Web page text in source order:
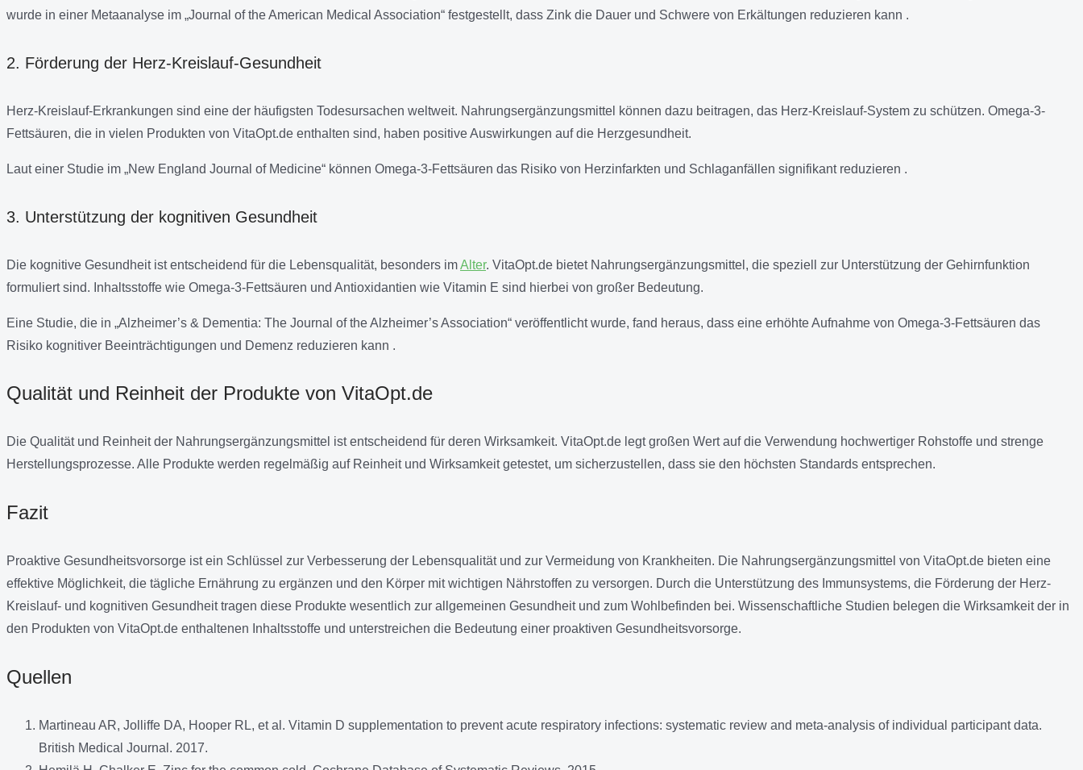
wurde in einer Metaanalyse im „Journal of the American Medical Association“ festgestellt, dass Zink die Dauer und Schwere von Erkältungen reduzieren kann .
2. Förderung der Herz-Kreislauf-Gesundheit
Herz-Kreislauf-Erkrankungen sind eine der häufigsten Todesursachen weltweit. Nahrungsergänzungsmittel können dazu beitragen, das Herz-Kreislauf-System zu schützen. Omega-3-
Fettsäuren, die in vielen Produkten von VitaOpt.de enthalten sind, haben positive Auswirkungen auf die Herzgesundheit.
Laut einer Studie im „New England Journal of Medicine“ können Omega-3-Fettsäuren das Risiko von Herzinfarkten und Schlaganfällen signifikant reduzieren .
3. Unterstützung der kognitiven Gesundheit
Die kognitive Gesundheit ist entscheidend für die Lebensqualität, besonders imAlter. VitaOpt.de bietet Nahrungsergänzungsmittel, die speziell zur Unterstützung der Gehirnfunktion
formuliert sind. Inhaltsstoffe wie Omega-3-Fettsäuren und Antioxidantien wie Vitamin E sind hierbei von großer Bedeutung.
Eine Studie, die in „Alzheimer’s & Dementia: The Journal of the Alzheimer’s Association“ veröffentlicht wurde, fand heraus, dass eine erhöhte Aufnahme von Omega-3-Fettsäuren das
Risiko kognitiver Beeinträchtigungen und Demenz reduzieren kann .
Qualität und Reinheit der Produkte von VitaOpt.de
Die Qualität und Reinheit der Nahrungsergänzungsmittel ist entscheidend für deren Wirksamkeit. VitaOpt.de legt großen Wert auf die Verwendung hochwertiger Rohstoffe und strenge
Herstellungsprozesse. Alle Produkte werden regelmäßig auf Reinheit und Wirksamkeit getestet, um sicherzustellen, dass sie den höchsten Standards entsprechen.
Fazit
Proaktive Gesundheitsvorsorge ist ein Schlüssel zur Verbesserung der Lebensqualität und zur Vermeidung von Krankheiten. Die Nahrungsergänzungsmittel von VitaOpt.de bieten eine
effektive Möglichkeit, die tägliche Ernährung zu ergänzen und den Körper mit wichtigen Nährstoffen zu versorgen. Durch die Unterstützung des Immunsystems, die Förderung der Herz-
Kreislauf- und kognitiven Gesundheit tragen diese Produkte wesentlich zur allgemeinen Gesundheit und zum Wohlbefinden bei. Wissenschaftliche Studien belegen die Wirksamkeit der in
den Produkten von VitaOpt.de enthaltenen Inhaltsstoffe und unterstreichen die Bedeutung einer proaktiven Gesundheitsvorsorge.
Quellen
Martineau AR, Jolliffe DA, Hooper RL, et al. Vitamin D supplementation to prevent acute respiratory infections: systematic review and meta-analysis of individual participant data.
British Medical Journal. 2017.